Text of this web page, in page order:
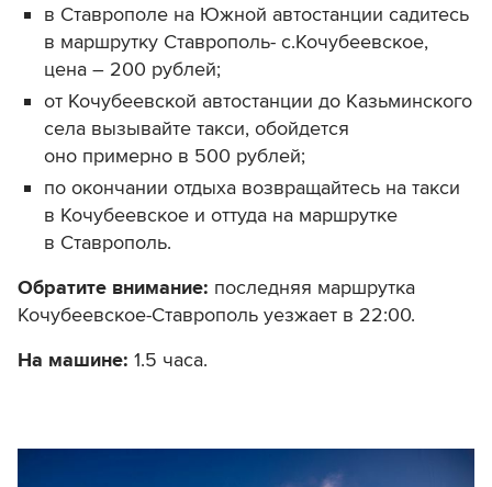
в Ставрополе на Южной автостанции садитесь
в маршрутку Ставрополь- с.Кочубеевское,
цена – 200 рублей;
от Кочубеевской автостанции до Казьминского
села вызывайте такси, обойдется
оно примерно в 500 рублей;
по окончании отдыха возвращайтесь на такси
в Кочубеевское и оттуда на маршрутке
в Ставрополь.
Обратите внимание: последняя маршрутка
Кочубеевское-Ставрополь уезжает в 22:00.
На машине: 1.5 часа.